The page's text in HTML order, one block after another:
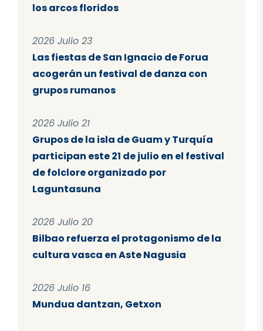
los arcos floridos
2026 Julio 23
Las fiestas de San Ignacio de Forua
acogerán un festival de danza con
grupos rumanos
2026 Julio 21
Grupos de la isla de Guam y Turquía
participan este 21 de julio en el festival
de folclore organizado por
Laguntasuna
2026 Julio 20
Bilbao refuerza el protagonismo de la
cultura vasca en Aste Nagusia
2026 Julio 16
Mundua dantzan, Getxon